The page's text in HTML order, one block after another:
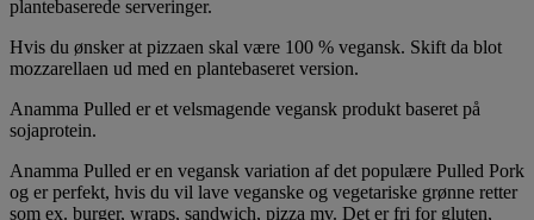
plantebaserede serveringer.
Hvis du ønsker at pizzaen skal være 100 % vegansk. Skift da blot
mozzarellaen ud med en plantebaseret version.
Anamma Pulled er et velsmagende vegansk produkt baseret på
sojaprotein.
Anamma Pulled er en vegansk variation af det populære Pulled Pork
og er perfekt, hvis du vil lave veganske og vegetariske grønne retter
som ex. burger, wraps, sandwich, pizza mv. Det er fri for gluten,